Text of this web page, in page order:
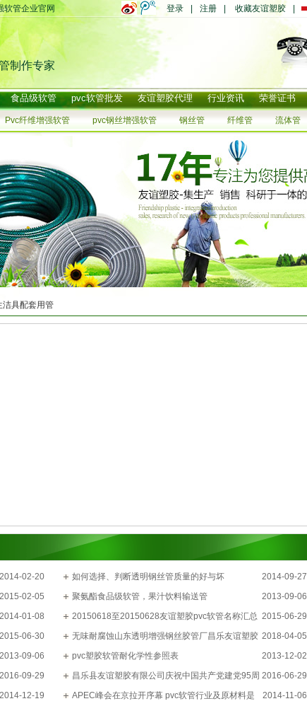
软管企业官网 登录 注册 收藏友谊塑胶
制作专家
食品级软管 pvc软管批发 友谊塑胶代理 行业资讯 荣誉证书
Pvc纤维增强软管 pvc钢丝增强软管 钢丝管 纤维管 流体管
洁具配套用管
2014-02-20 2014-09-27
如何选择、判断透明钢丝管质量的好与坏
2015-02-05
2013-09-06
聚氨酯食品级软管，果汁饮料输送管
2014-01-08
2015-06-29
20150618至20150628友谊塑胶pvc软管名称汇总
2015-06-30
2018-04-05
无味耐腐蚀山东透明增强钢丝胶管厂昌乐友谊塑胶
科技股份有限公司
2013-09-06 2013-12-02
pvc塑胶软管耐化学性参照表
2016-09-29
2016-06-29
昌乐县友谊塑胶有限公司庆祝中国共产党建党95周
年
2014-12-19 2014-11-06
APEC峰会在京拉开序幕 pvc软管行业及原材料是